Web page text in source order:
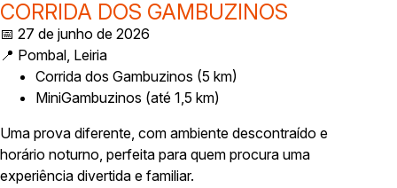
CORRIDA DOS GAMBUZINOS
📅 27 de junho de 2026
📍 Pombal, Leiria
Corrida dos Gambuzinos (5 km)
MiniGambuzinos (até 1,5 km)
Uma prova diferente, com ambiente descontraído e
horário noturno, perfeita para quem procura uma
experiência divertida e familiar.